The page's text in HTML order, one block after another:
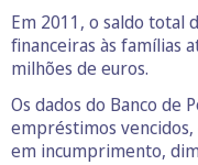
Em 2011, o saldo total
financeiras às famílias
milhões de euros.
Os dados do Banco de
empréstimos vencidos,
em incumprimento,